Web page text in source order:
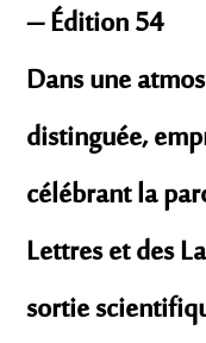
– Édition 54
Dans une
distinguée,
célébrant la
Lettres et des
sortie